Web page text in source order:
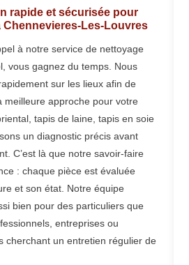
rapide et sécurisée pour
Chennevieres-Les-Louvres
à notre service de nettoyage
vous gagnez du temps. Nous
sur les lieux afin de
meilleure approche pour votre
tapis de laine, tapis en soie
un diagnostic précis avant
C’est là que notre savoir-faire
: chaque pièce est évaluée
et son état. Notre équipe
bien pour des particuliers que
entreprises ou
cherchant un entretien régulier de